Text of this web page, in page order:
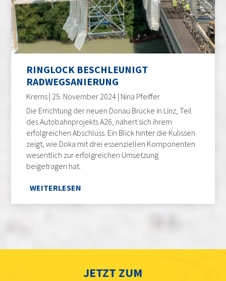
RINGLOCK BESCHLEUNIGT
RADWEGSANIERUNG
Krems | 25. November 2024 | Nina Pfeiffer
Die Errichtung der neuen Donau Brücke in Linz, Teil
des Autobahnprojekts A26, nähert sich ihrem
erfolgreichen Abschluss. Ein Blick hinter die Kulissen
zeigt, wie Doka mit drei essenziellen Komponenten
wesentlich zur erfolgreichen Umsetzung
beigetragen hat.
WEITERLESEN
JETZT ZUM